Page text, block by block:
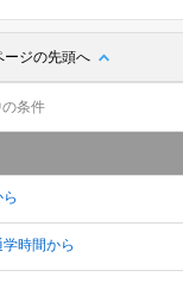
ージの先頭へ
条件
時間から